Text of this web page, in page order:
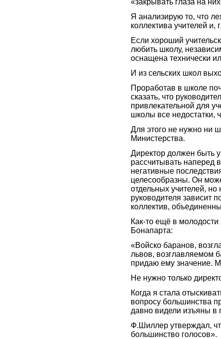
Я анализирую то, что
коллектива учителей и,
Если хороший
любить школу,
оснащена технически
И из сельских школ
Проработав в школе
сказать, что
привлекательной для
школы все недостатки,
Для этого не нужно ни
Министерства.
Директор должен быть
рассчитывать наперед
негативные
целесообразны. Он
отдельных учителей,
руководителя зависит
коллектив,
Как-то ещё в
Бонапарта:
«Войско баранов,
львов, возглавляемом
придаю ему значение.
Не нужно только
Когда я стала
вопросу большинства
давно видели изъяны в
Ф.Шиллер утверждал,
большинство голосов».